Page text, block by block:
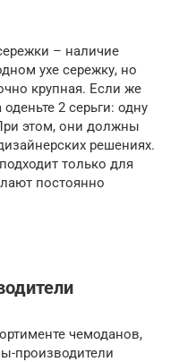
– наличие
ухе сережку, но
крупная. Если же
2 серьги: одну
этом, они должны
решениях.
только для
постоянно
чемоданов,
производители